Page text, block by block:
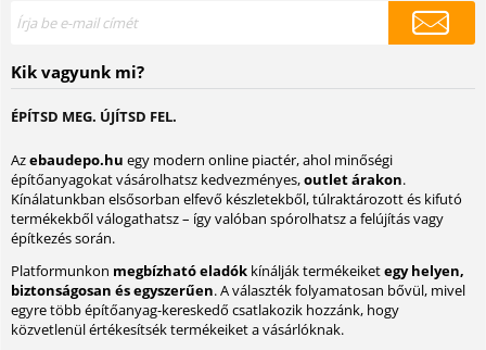
Kik vagyunk mi?
ÉPÍTSD MEG. ÚJÍTSD FEL.
Azebaudepo.hu egy modern online piactér, ahol minőségi
építőanyagokat vásárolhatsz kedvezményes,outlet árakon.
Kínálatunkban elsősorban elfevő készletekből, túlraktározott és kifutó
termékekből válogathatsz – így valóban spórolhatsz a felújítás vagy
építkezés során.
Platformunkon megbízható eladók kínálják termékeiketegy helyen,
biztonságosan és egyszerűen. A választék folyamatosan bővül, mivel
egyre több építőanyag-kereskedő csatlakozik hozzánk, hogy
közvetlenül értékesítsék termékeiket a vásárlóknak.